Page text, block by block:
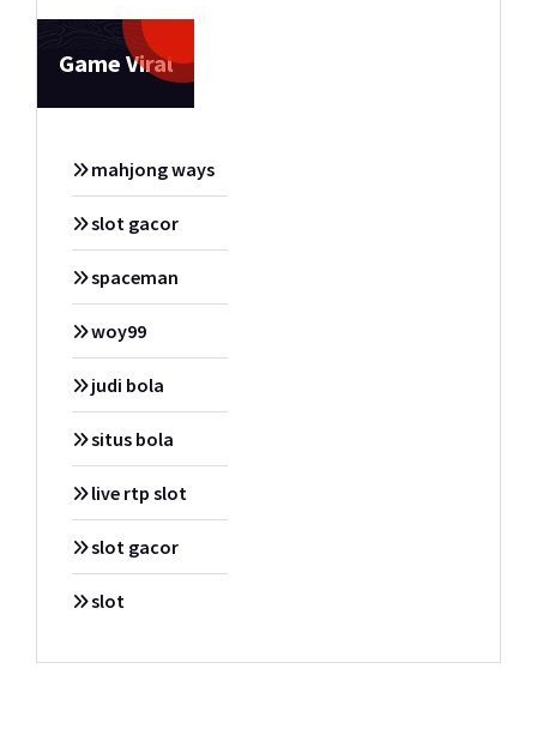
Game Viral
mahjong ways
slot gacor
spaceman
woy99
judi bola
situs bola
live rtp slot
slot gacor
slot